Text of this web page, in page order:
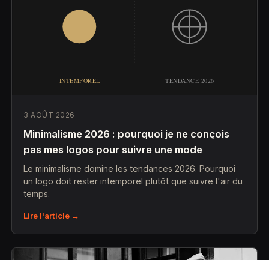
3 AOÛT 2026
Minimalisme 2026 : pourquoi je ne conçois
pas mes logos pour suivre une mode
Le minimalisme domine les tendances 2026. Pourquoi
un logo doit rester intemporel plutôt que suivre l'air du
temps.
Lire l'article →